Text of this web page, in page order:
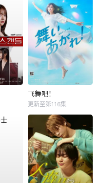
飞舞吧！
更新至第116集